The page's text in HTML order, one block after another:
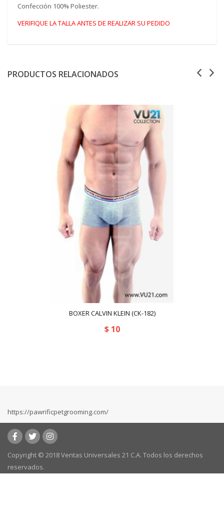
Confección 100% Poliester.
VERIFIQUE LA TALLA ANTES DE REALIZAR SU PEDIDO
PRODUCTOS RELACIONADOS
BOXER CALVIN KLEIN (CK-182)
$10
https://pawrificpetgrooming.com/
Copyright © 2018 Ventas Universales 21 C.A. Todos los derechos
reservados.